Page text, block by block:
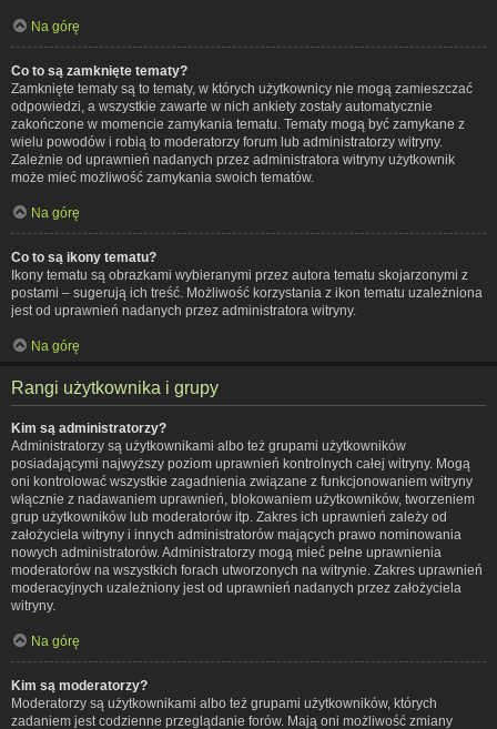
Na górę
Co to są zamknięte tematy?
Zamknięte tematy są to tematy, w których użytkownicy nie mogą zamieszczać
odpowiedzi, a wszystkie zawarte w nich ankiety zostały automatycznie
zakończone w momencie zamykania tematu. Tematy mogą być zamykane z
wielu powodów i robią to moderatorzy forum lub administratorzy witryny.
Zależnie od uprawnień nadanych przez administratora witryny użytkownik
może mieć możliwość zamykania swoich tematów.
Na górę
Co to są ikony tematu?
Ikony tematu są obrazkami wybieranymi przez autora tematu skojarzonymi z
postami – sugerują ich treść. Możliwość korzystania z ikon tematu uzależniona
jest od uprawnień nadanych przez administratora witryny.
Na górę
Rangi użytkownika i grupy
Kim są administratorzy?
Administratorzy są użytkownikami albo też grupami użytkowników
posiadającymi najwyższy poziom uprawnień kontrolnych całej witryny. Mogą
oni kontrolować wszystkie zagadnienia związane z funkcjonowaniem witryny
włącznie z nadawaniem uprawnień, blokowaniem użytkowników, tworzeniem
grup użytkowników lub moderatorów itp. Zakres ich uprawnień zależy od
założyciela witryny i innych administratorów mających prawo nominowania
nowych administratorów. Administratorzy mogą mieć pełne uprawnienia
moderatorów na wszystkich forach utworzonych na witrynie. Zakres uprawnień
moderacyjnych uzależniony jest od uprawnień nadanych przez założyciela
witryny.
Na górę
Kim są moderatorzy?
Moderatorzy są użytkownikami albo też grupami użytkowników, których
zadaniem jest codzienne przeglądanie forów. Mają oni możliwość zmiany